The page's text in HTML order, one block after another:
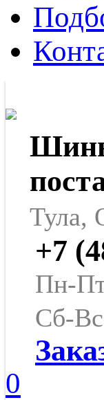
Тула,
+7
Пн-
Сб-
0